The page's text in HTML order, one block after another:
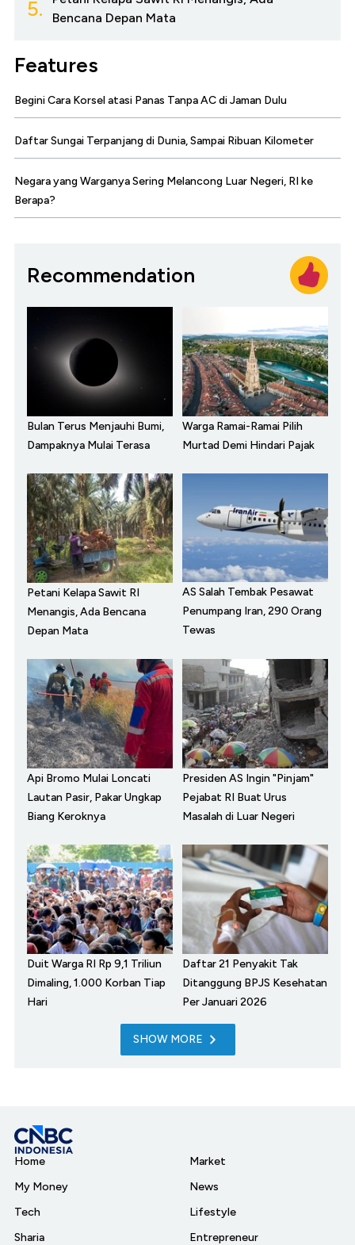
5.
Bencana Depan Mata
Features
Begini Cara Korsel atasi Panas Tanpa AC di Jaman Dulu
Daftar Sungai Terpanjang di Dunia, Sampai Ribuan Kilometer
Negara yang Warganya Sering Melancong Luar Negeri, RI ke
Berapa?
Recommendation
Bulan Terus Menjauhi Bumi,
Dampaknya Mulai Terasa
Warga Ramai-Ramai Pilih
Murtad Demi Hindari Pajak
Petani Kelapa Sawit RI
Menangis, Ada Bencana
Depan Mata
AS Salah Tembak Pesawat
Penumpang Iran, 290 Orang
Tewas
Api Bromo Mulai Loncati
Lautan Pasir, Pakar Ungkap
Biang Keroknya
Presiden AS Ingin "Pinjam"
Pejabat RI Buat Urus
Masalah di Luar Negeri
Duit Warga RI Rp 9,1 Triliun
Dimaling, 1.000 Korban Tiap
Hari
Daftar 21 Penyakit Tak
Ditanggung BPJS Kesehatan
Per Januari 2026
SHOW MORE
Home
My Money
Tech
Sharia
Market
News
Lifestyle
Entrepreneur